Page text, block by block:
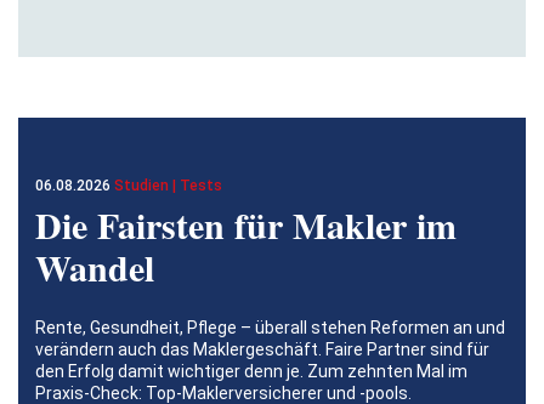
06.08.2026 Studien | Tests
Die Fairsten für Makler im
Wandel
Rente, Gesundheit, Pflege – überall stehen Reformen an und
verändern auch das Maklergeschäft. Faire Partner sind für
den Erfolg damit wichtiger denn je. Zum zehnten Mal im
Praxis-Check: Top-Maklerversicherer und -pools.